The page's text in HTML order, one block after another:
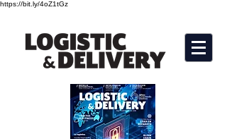
https://bit.ly/4oZ1tGz